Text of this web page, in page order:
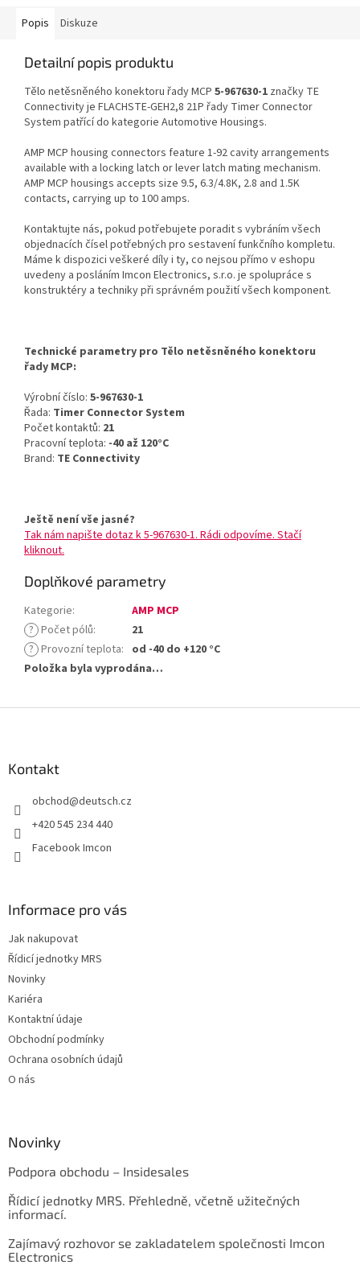
Popis Diskuze
Detailní popis produktu
Tělo netěsněného konektoru řady MCP 5-967630-1 značky TE
Connectivity je FLACHSTE-GEH2,8 21P řady Timer Connector
System patřící do kategorie Automotive Housings.
AMP MCP housing connectors feature 1-92 cavity arrangements
available with a locking latch or lever latch mating mechanism.
AMP MCP housings accepts size 9.5, 6.3/4.8K, 2.8 and 1.5K
contacts, carrying up to 100 amps.
Kontaktujte nás, pokud potřebujete poradit s vybráním všech
objednacích čísel potřebných pro sestavení funkčního kompletu.
Máme k dispozici veškeré díly i ty, co nejsou přímo v eshopu
uvedeny a posláním Imcon Electronics, s.r.o. je spolupráce s
konstruktéry a techniky při správném použití všech komponent.
Technické parametry pro Tělo netěsněného konektoru
řady MCP:
Výrobní číslo: 5-967630-1
Řada: Timer Connector System
Počet kontaktů: 21
Pracovní teplota: -40 až 120°C
Brand: TE Connectivity
Ještě není vše jasné?
Tak nám napište dotaz k 5-967630-1. Rádi odpovíme. Stačí
kliknout.
Doplňkové parametry
Kategorie:
AMP MCP
? Počet pólů:
21
? Provozní teplota: od -40 do +120 °C
Položka byla vyprodána…
Kontakt
obchod@deutsch.cz
+420 545 234 440
Facebook Imcon
Informace pro vás
Jak nakupovat
Řídicí jednotky MRS
Novinky
Kariéra
Kontaktní údaje
Obchodní podmínky
Ochrana osobních údajů
O nás
Novinky
Podpora obchodu – Insidesales
Řídicí jednotky MRS. Přehledně, včetně užitečných
informací.
Zajímavý rozhovor se zakladatelem společnosti Imcon
Electronics